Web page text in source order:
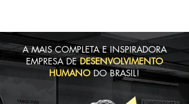
A MAIS COMPLETA E INSPIRADORA
EMPRESA DEDESENVOLVIMENTO
HUMANO DO BRASIL!